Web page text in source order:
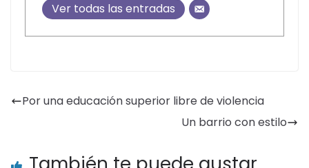
Ver todas las entradas
Por una educación superior libre de violencia
Un barrio con estilo